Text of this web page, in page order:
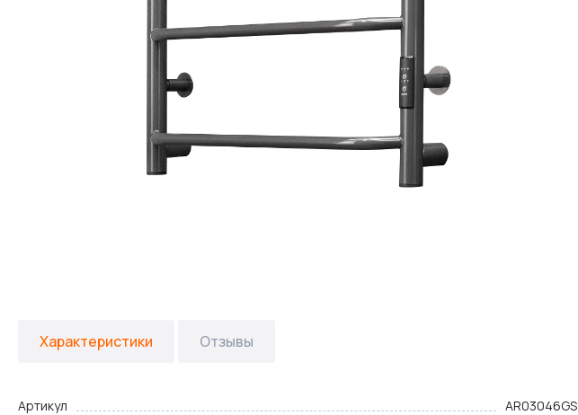
Характеристики Отзывы
Артикул AR03046GS